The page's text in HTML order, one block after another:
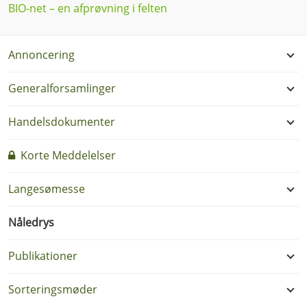
BIO-net – en afprøvning i felten
Annoncering
Generalforsamlinger
Handelsdokumenter
Korte Meddelelser
Langesømesse
Nåledrys
Publikationer
Sorteringsmøder